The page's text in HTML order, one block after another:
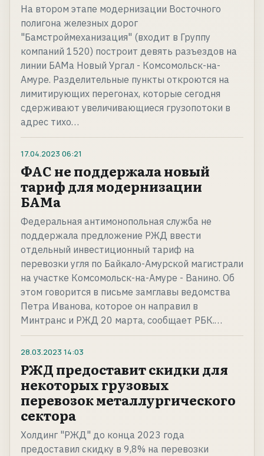
На втором этапе модернизации Восточного
полигона железных дорог
"Бамстроймеханизация" (входит в Группу
компаний 1520) построит девять разъездов на
линии БАМа Новый Ургал - Комсомольск-на-
Амуре. Разделительные пункты откроются на
лимитирующих перегонах, которые сегодня
сдерживают увеличивающиеся грузопотоки в
адрес тихо…
17.04.2023 06:21
ФАС не поддержала новый
тариф для модернизации
БАМа
Федеральная антимонопольная служба не
поддержала предложение РЖД ввести
отдельный инвестиционный тариф на
перевозки угля по Байкало-Амурской магистрали
на участке Комсомольск-на-Амуре - Ванино. Об
этом говорится в письме замглавы ведомства
Петра Иванова, которое он направил в
Минтранс и РЖД 20 марта, сообщает РБК.…
28.03.2023 14:03
РЖД предоставит скидки для
некоторых грузовых
перевозок металлургического
сектора
Холдинг "РЖД" до конца 2023 года
предоставил скидку в 9,8% на перевозки